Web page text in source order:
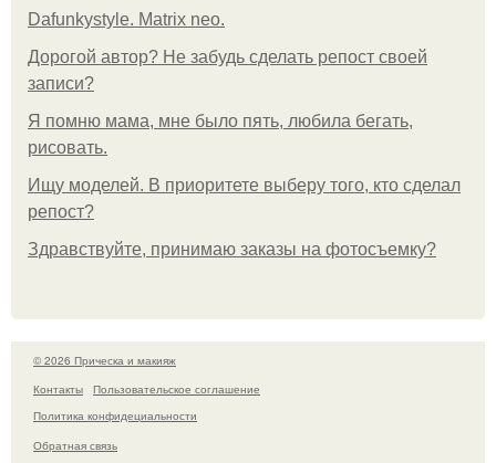
Dafunkystyle. Matrix neo.
Дорогой автор? Не забудь сделать репост своей
записи?
Я помню мама, мне было пять, любила бегать,
рисовать.
Ищу моделей. В приоритете выберу того, кто сделал
репост?
Здравствуйте, принимаю заказы на фотосъемку?
© 2026 Прическа и макияж
Контакты
Пользовательское соглашение
Политика конфидециальности
Обратная связь